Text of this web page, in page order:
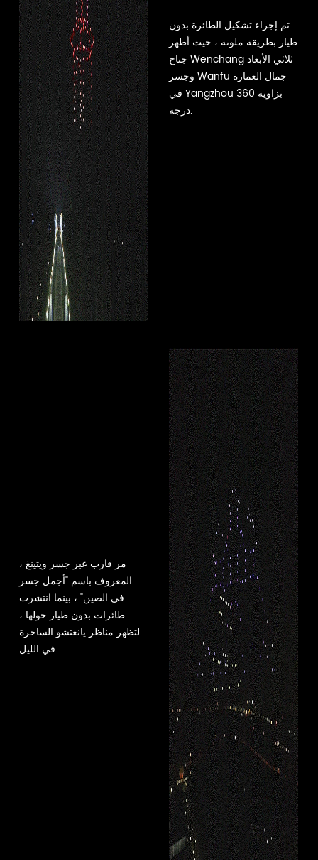
تم إجراء تشكيل الطائرة بدون
طيار بطريقة ملونة ، حيث أظهر
جناح Wenchang ثلاثي الأبعاد
وجسر Wanfu جمال العمارة
في Yangzhou بزاوية 360
درجة.
مر قارب عبر جسر ويتينغ ،
المعروف باسم "أجمل جسر
في الصين" ، بينما انتشرت
طائرات بدون طيار حولها ،
لتظهر مناظر يانغتشو الساحرة
في الليل.